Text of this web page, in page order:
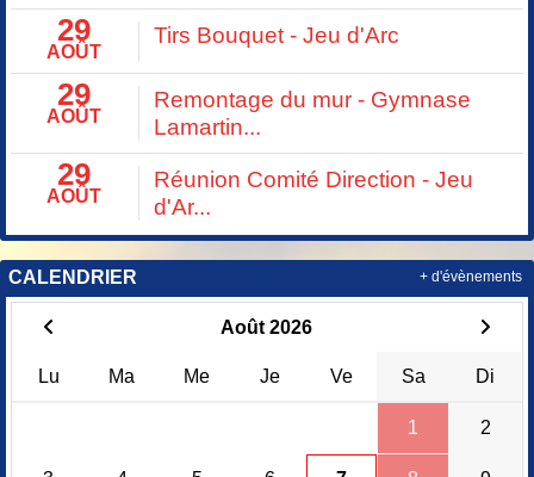
29
AOÛT
Tirs Bouquet - Jeu d'Arc
29
AOÛT
Remontage du mur - Gymnase
Lamartin...
29
AOÛT
Réunion Comité Direction - Jeu
d'Ar...
CALENDRIER
Août 2026
Lu Ma Me Je Ve Sa Di
1 2
+ d'évènements